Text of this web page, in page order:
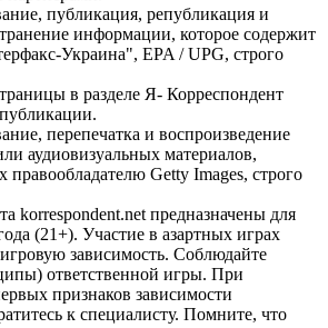
публикация, републикация и
информации, которое содержит
Украина", EPA / UPG, строго
в разделе Я- Корреспондент
перепечатка и воспроизведение
аудиовизуальных материалов,
Getty Images, строго
korrespondent.net предназначены для
(21+). Участие в азартных играх
зависимость. Соблюдайте
ответственной игры. При
признаков зависимости
к специалисту. Помните, что